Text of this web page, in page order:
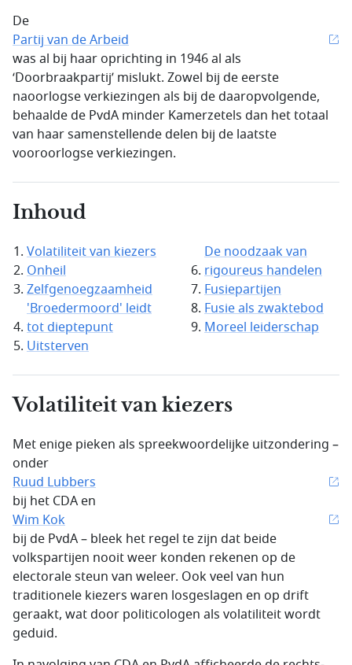
De
Partij van de Arbeid
was al bij haar oprichting in 1946 al als
‘Doorbraakpartij’ mislukt. Zowel bij de eerste
naoorlogse verkiezingen als bij de daaropvolgende,
behaalde de PvdA minder Kamerzetels dan het totaal
van haar samenstellende delen bij de laatste
vooroorlogse verkiezingen.
Inhoud
Volatiliteit van kiezers
Onheil
Zelfgenoegzaamheid
'Broedermoord' leidt
tot dieptepunt
Uitsterven
De noodzaak van
rigoureus handelen
Fusiepartijen
Fusie als zwaktebod
Moreel leiderschap
Volatiliteit van kiezers
Met enige pieken als spreekwoordelijke uitzondering –
onder
Ruud Lubbers
bij het CDA en
Wim Kok
bij de PvdA – bleek het regel te zijn dat beide
volkspartijen nooit weer konden rekenen op de
electorale steun van weleer. Ook veel van hun
traditionele kiezers waren losgeslagen en op drift
geraakt, wat door politicologen als volatiliteit wordt
geduid.